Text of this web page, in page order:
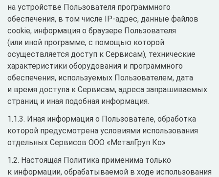
на устройстве Пользователя программного
обеспечения, в том числе IP-адрес, данные файлов
cookie, информация о браузере Пользователя
(или иной программе, с помощью которой
осуществляется доступ к Сервисам), технические
характеристики оборудования и программного
обеспечения, используемых Пользователем, дата
и время доступа к Сервисам, адреса запрашиваемых
страниц и иная подобная информация.
1.1.3. Иная информация о Пользователе, обработка
которой предусмотрена условиями использования
отдельных Сервисов ООО «МеталГруп Ко»
1.2. Настоящая Политика применима только
к информации, обрабатываемой в ходе использования